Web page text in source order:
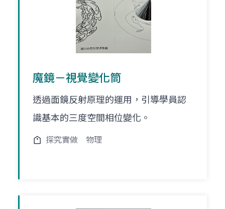
魔鏡－視覺變化筒
透過面鏡反射原理的運用，引導學員認
識基本的三度空間相位變化。
探究實做 物理